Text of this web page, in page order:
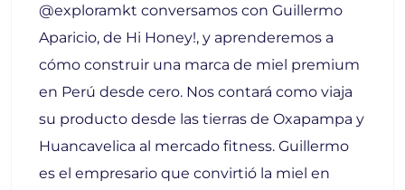
@exploramkt conversamos con Guillermo
Aparicio, de Hi Honey!, y aprenderemos a
cómo construir una marca de miel premium
en Perú desde cero. Nos contará como viaja
su producto desde las tierras de Oxapampa y
Huancavelica al mercado fitness. Guillermo
es el empresario que convirtió la miel en